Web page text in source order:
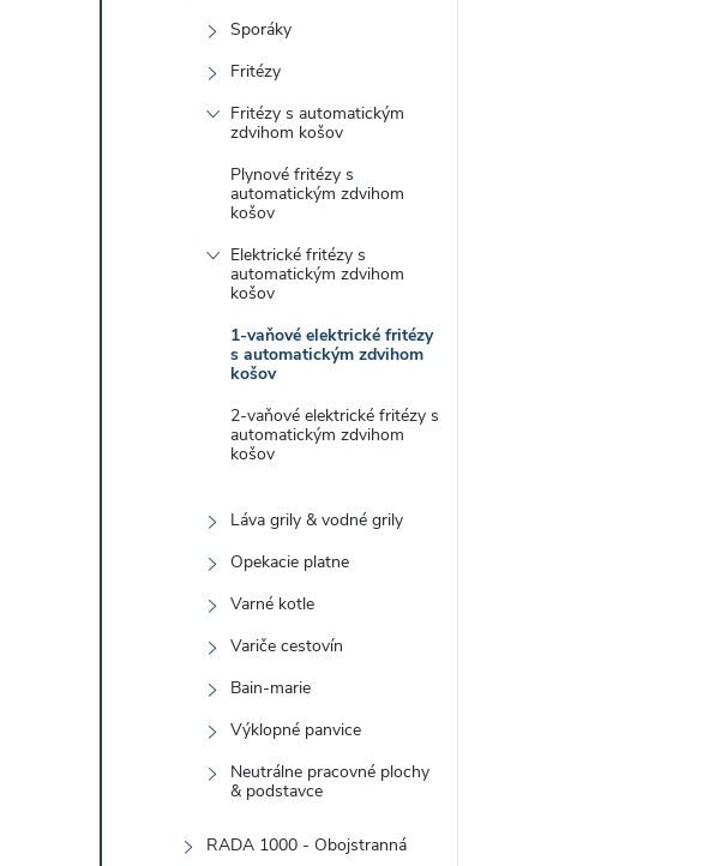
Sporáky
Fritézy
Fritézy s automatickým
zdvihom košov
Plynové fritézy s
automatickým zdvihom
košov
Elektrické fritézy s
automatickým zdvihom
košov
1-vaňové elektrické fritézy
s automatickým zdvihom
košov
2-vaňové elektrické fritézy s
automatickým zdvihom
košov
Láva grily & vodné grily
Opekacie platne
Varné kotle
Variče cestovín
Bain-marie
Výklopné panvice
Neutrálne pracovné plochy
& podstavce
RADA 1000 - Obojstranná